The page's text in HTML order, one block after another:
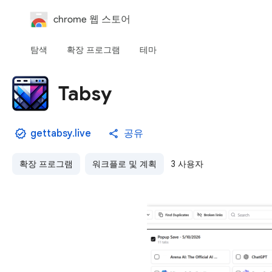
chrome 웹 스토어
탐색 확장 프로그램 테마
Tabsy
gettabsy.live 공유
확장 프로그램 워크플로 및 계획 3 사용자